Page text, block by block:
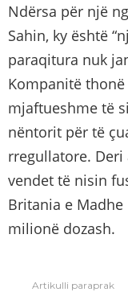
Ndërsa për një
Sahin, ky është
paraqitura nuk
Kompanitë
mjaftueshme të
nëntorit për të
rregullatore.
vendet të nisin
Britania e
milionë dozash.
Artikulli paraprak